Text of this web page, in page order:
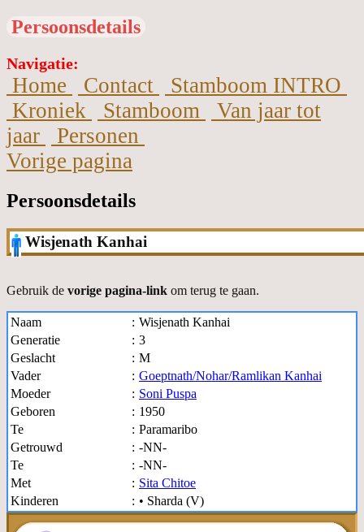
Persoonsdetails
Navigatie:
Home Contact
Stamboom INTRO
Kroniek
Stamboom
Van jaar tot
jaar
Personen
Vorige pagina
Persoonsdetails
Wisjenath Kanhai
Gebruik de vorige pagina-link om terug te gaan.
Naam : Wisjenath Kanhai
Generatie
: 3
Geslacht
: M
Vader
: Goeptnath/Nohar/Ramlikan Kanhai
Moeder
: Soni Puspa
Geboren
: 1950
Te
: Paramaribo
Getrouwd
: -NN-
Te
: -NN-
Met
: Sita Chitoe
Kinderen
: • Sharda (V)